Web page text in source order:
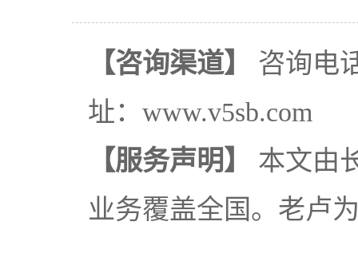
【咨询渠道】
咨询电
址：www.v5sb.com
【服务声明】
本文由
业务覆盖全国。老卢